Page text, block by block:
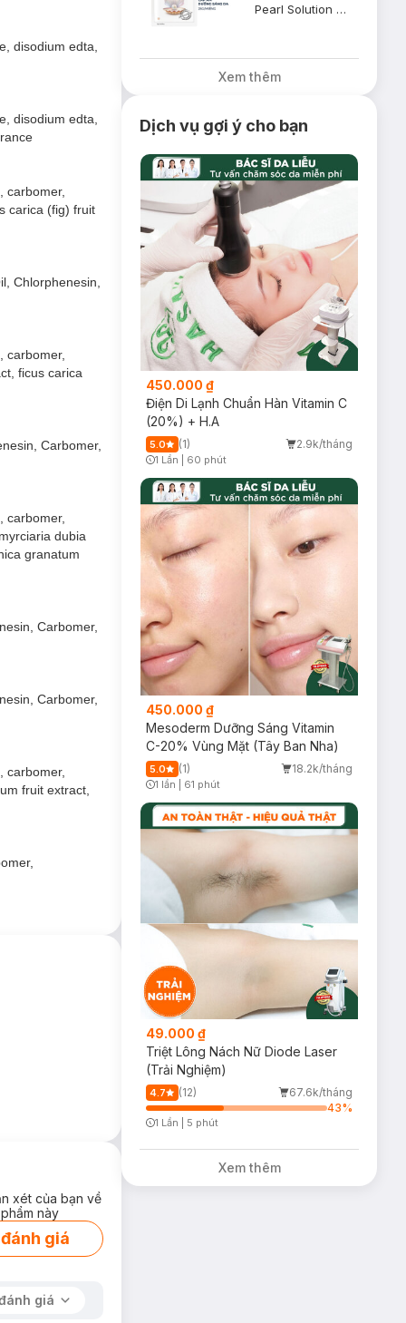
quả trong việc
và kích thích
disodium edta,
disodium edta,
carbomer,
carica (fig) fruit
Chlorphenesin,
carbomer,
ficus carica
Carbomer,
carbomer,
dubia
granatum
Carbomer,
Carbomer,
carbomer,
fruit extract,
xét của bạn về
này
giá
giá
Pearl Solution Mask Pack
Xem thêm
Dịch vụ gợi ý cho bạn
450.000 ₫
Điện Di Lạnh Chuẩn Hàn Vitamin C
(20%) + H.A
5.0 (1) 2.9k/tháng
1 Lần 60 phút
450.000 ₫
Mesoderm Dưỡng Sáng Vitamin
C-20% Vùng Mặt (Tây Ban Nha)
5.0 (1) 18.2k/tháng
Timer Gray Icon
1 lần 61 phút
49.000 ₫
Triệt Lông Nách Nữ Diode Laser
(Trải Nghiệm)
4.7 (12)
67.6k/tháng
43%
1 Lần 5 phút
Xem thêm